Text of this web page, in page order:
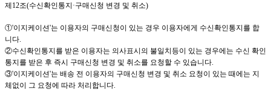
제12조(수신확인통지·구매신청 변경 및 취소)
①'이지케이션'는 이용자의 구매신청이 있는 경우 이용자에게 수신확인통지를 합
니다
②수신확인통지를 받은 이용자는 의사표시의 불일치등이 있는 경우에는 수신 확인
통지를 받은 후 즉시 구매신청 변경 및 취소를 요청할 수 있습니다
③'이지케이션'는 배송 전 이용자의 구매신청 변경 및 취소 요청이 있는 때에는 지
체없이 그 요청에 따라 처리합니다